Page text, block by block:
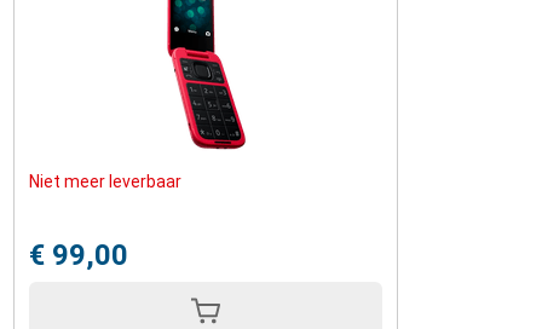
Niet meer leverbaar
€ 99,00